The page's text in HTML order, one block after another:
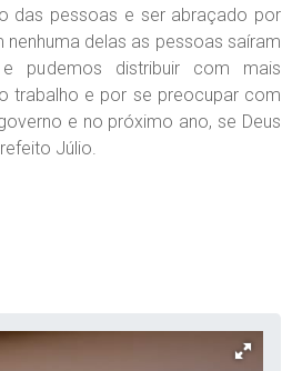
das pessoas e ser abraçado por
delas as pessoas saíram
pudemos distribuir com mais
trabalho e por se preocupar com
e no próximo ano, se Deus
Júlio.